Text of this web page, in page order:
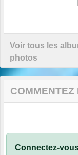
Voir tous les
photos
Connectez-